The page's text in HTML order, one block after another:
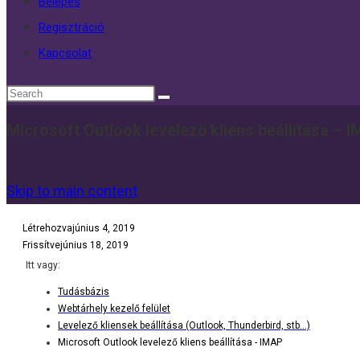
Regisztráció
Kapcsolat
Skip to main content
Létrehozvajúnius 4, 2019
Frissítvejúnius 18, 2019
Itt vagy:
Tudásbázis
Webtárhely kezelő felület
Levelező kliensek beállítása (Outlook, Thunderbird, stb...)
Microsoft Outlook levelező kliens beállítása - IMAP